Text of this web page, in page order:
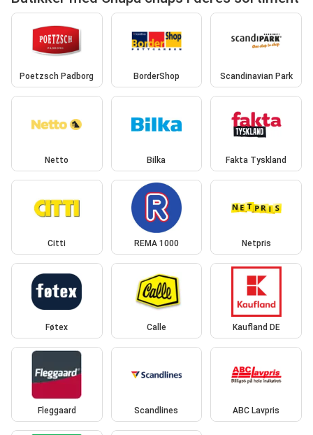
Poetzsch Padborg BorderShop Scandinavian Park
Netto Bilka Fakta Tyskland
Citti REMA 1000 Netpris
Føtex Calle Kaufland DE
Fleggaard Scandlines ABC Lavpris